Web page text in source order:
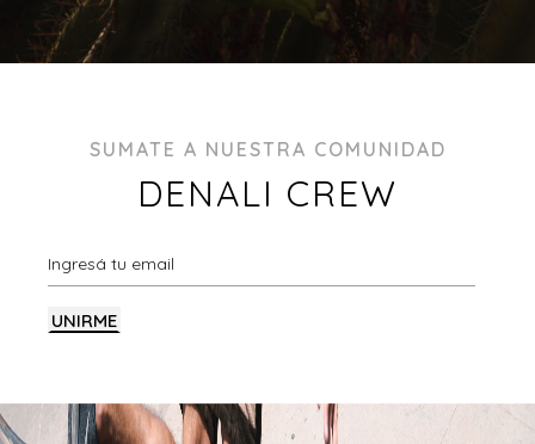
SUMATE A NUESTRA COMUNIDAD
DENALI CREW
UNIRME